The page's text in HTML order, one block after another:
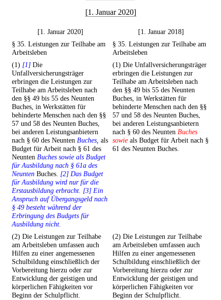
[1. Januar 2020]
[1. Januar 2020]
[1. Januar 2018]
§ 35. Leistungen zur Teilhabe am
Arbeitsleben
§ 35. Leistungen zur Teilhabe am
Arbeitsleben
(1) [1] Die
Unfallversicherungsträger
erbringen die Leistungen zur
Teilhabe am Arbeitsleben nach
den §§ 49 bis 55 des Neunten
Buches, in Werkstätten für
behinderte Menschen nach den §§
57 und 58 des Neunten Buches,
bei anderen Leistungsanbietern
nach § 60 des Neunten Buches, als
Budget für Arbeit nach § 61 des
Neunten Buches sowie als Budget
für Ausbildung nach § 61a des
Neunten Buches. [2] Das Budget
für Ausbildung wird nur für die
Erstausbildung erbracht. [3] Ein
Anspruch auf Übergangsgeld nach
§ 49 besteht während der
Erbringung des Budgets für
Ausbildung nicht.
(1) Die Unfallversicherungsträger
erbringen die Leistungen zur
Teilhabe am Arbeitsleben nach
den §§ 49 bis 55 des Neunten
Buches, in Werkstätten für
behinderte Menschen nach den §§
57 und 58 des Neunten Buches,
bei anderen Leistungsanbietern
nach § 60 des Neunten Buches
sowie als Budget für Arbeit nach §
61 des Neunten Buches.
(2) Die Leistungen zur Teilhabe
am Arbeitsleben umfassen auch
Hilfen zu einer angemessenen
Schulbildung einschließlich der
Vorbereitung hierzu oder zur
Entwicklung der geistigen und
körperlichen Fähigkeiten vor
Beginn der Schulpflicht.
(2) Die Leistungen zur Teilhabe
am Arbeitsleben umfassen auch
Hilfen zu einer angemessenen
Schulbildung einschließlich der
Vorbereitung hierzu oder zur
Entwicklung der geistigen und
körperlichen Fähigkeiten vor
Beginn der Schulpflicht.